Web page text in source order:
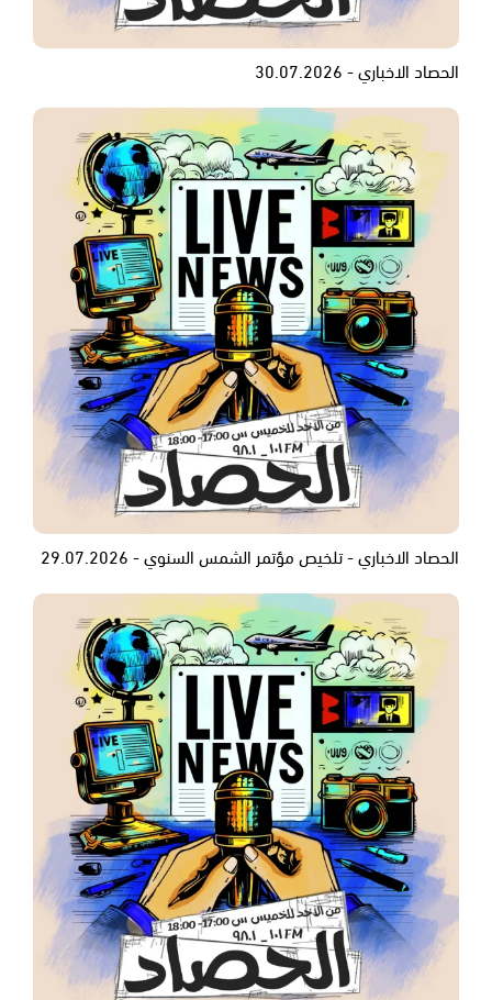
الحصاد الاخباري - 30.07.2026
الحصاد الاخباري - تلخيص مؤتمر الشمس السنوي - 29.07.2026